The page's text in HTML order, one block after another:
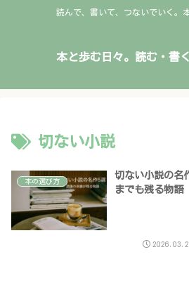
読んで、書いて、つないでいく。
本と歩む日々。読む・書
切ない小説
本の選び方
切ない小説の名
までも残る物語